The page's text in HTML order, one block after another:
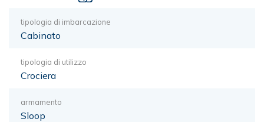
tipologia di imbarcazione
Cabinato
tipologia di utilizzo
Crociera
armamento
Sloop